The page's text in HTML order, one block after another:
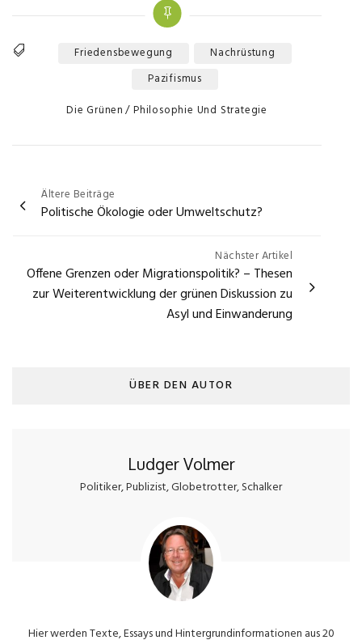
Tags
Friedensbewegung
Nachrüstung
Pazifismus
Categories
Die Grünen Philosophie Und Strategie
Beitragsnavigation
Ältere Beiträge
Politische Ökologie oder Umweltschutz?
Nächster Artikel
Offene Grenzen oder Migrationspolitik? – Thesen
zur Weiterentwicklung der grünen Diskussion zu
Asyl und Einwanderung
ÜBER DEN AUTOR
Ludger Volmer
Politiker, Publizist, Globetrotter, Schalker
Hier werden Texte, Essays und Hintergrundinformationen aus 20